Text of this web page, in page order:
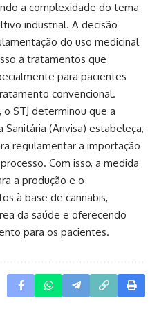
a complexidade do tema
industrial. A decisão
do uso medicinal
a tratamentos que
para pacientes
convencional.
o STJ determinou que a
Sanitária (Anvisa) estabeleça,
regulamentar a importação
Com isso, a medida
a produção e o
à base de cannabis,
da saúde e oferecendo
para os pacientes.